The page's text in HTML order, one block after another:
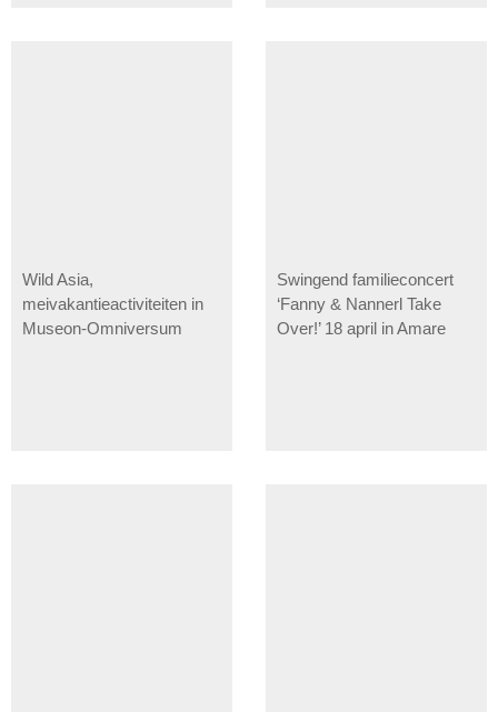
Wild Asia,
meivakantieactiviteiten in
Museon-Omniversum
Swingend familieconcert
‘Fanny & Nannerl Take
Over!’ 18 april in Amare